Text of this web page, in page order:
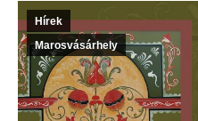
Hírek
Marosvásárhely